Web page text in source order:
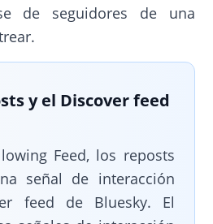
de seguidores de una
y el Discover feed
Feed, los reposts
señal de interacción
feed de Bluesky. El